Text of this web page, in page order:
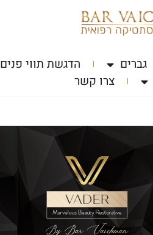
גברים הדגשת תווי פנים
צרו קשר